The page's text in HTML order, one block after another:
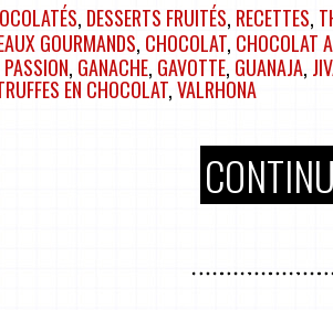
, DESSERTS FRUITÉS, RECETTES,
GOURMANDS, CHOCOLAT, CHOCOLAT
, GANACHE, GAVOTTE, GUANAJA,
EN CHOCOLAT,VALRHONA